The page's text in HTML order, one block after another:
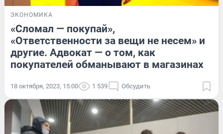
ЭКОНОМИКА
«Сломал — покупай»,
«Ответственности за вещи не несем» и
другие. Адвокат — о том, как
покупателей обманывают в магазинах
18 октября, 2023, 15:00 1 539 Обсудить